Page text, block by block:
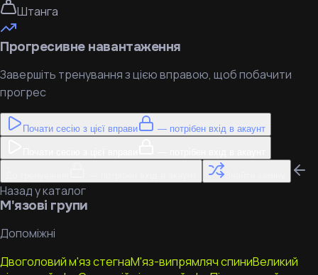
Штанга
Прогресивне навантаження
Завершіть тренування з цією вправою, щоб побачити
прогрес
Почати сесію з цієї вправи — потрібен вхід в акаунт
Назад у каталог
М'язові групи
Допоміжні
Двоголовий м'яз стегнаМ'яз-випрямляч спиниВеликий